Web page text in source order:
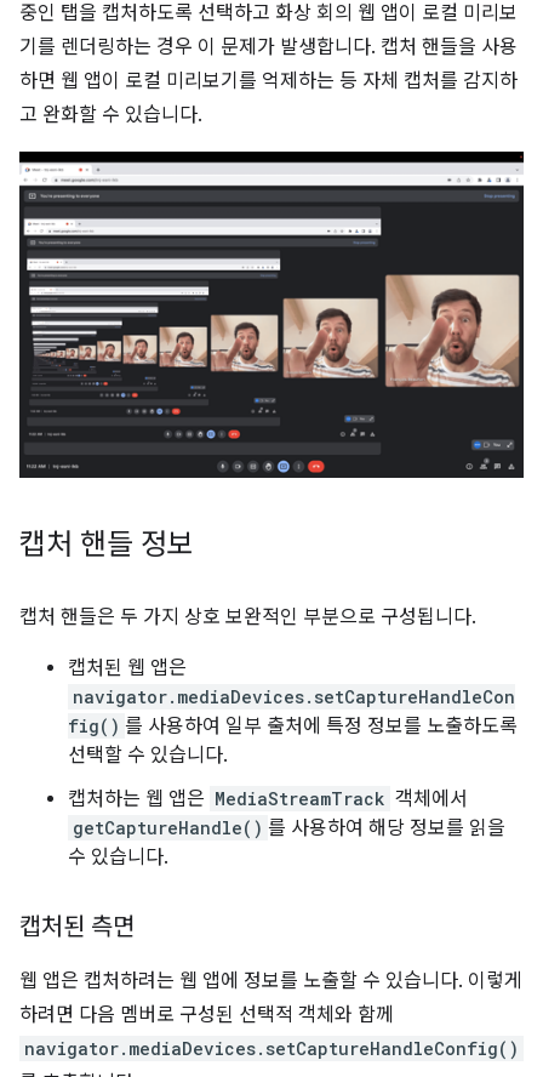
중인 탭을 캡처하도록 선택하고 화상 회의 웹 앱이 로컬 미리보
기를 렌더링하는 경우 이 문제가 발생합니다. 캡처 핸들을 사용
하면 웹 앱이 로컬 미리보기를 억제하는 등 자체 캡처를 감지하
고 완화할 수 있습니다.
캡처 핸들 정보
캡처 핸들은 두 가지 상호 보완적인 부분으로 구성됩니다.
캡처된 웹 앱은
navigator.mediaDevices.setCaptureHandleCon
fig() 를 사용하여 일부 출처에 특정 정보를 노출하도록
선택할 수 있습니다.
캡처하는 웹 앱은 MediaStreamTrack 객체에서
getCaptureHandle() 를 사용하여 해당 정보를 읽을
수 있습니다.
캡처된 측면
웹 앱은 캡처하려는 웹 앱에 정보를 노출할 수 있습니다. 이렇게
하려면 다음 멤버로 구성된 선택적 객체와 함께
navigator.mediaDevices.setCaptureHandleConfig()